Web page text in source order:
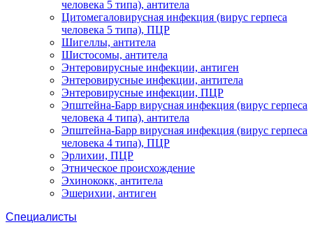
человека 5 типа), антитела
Цитомегаловирусная инфекция (вирус герпеса
человека 5 типа), ПЦР
Шигеллы, антитела
Шистосомы, антитела
Энтеровирусные инфекции, антиген
Энтеровирусные инфекции, антитела
Энтеровирусные инфекции, ПЦР
Эпштейна-Барр вирусная инфекция (вирус герпеса
человека 4 типа), антитела
Эпштейна-Барр вирусная инфекция (вирус герпеса
человека 4 типа), ПЦР
Эрлихии, ПЦР
Этническое происхождение
Эхинококк, антитела
Эшерихии, антиген
Специалисты